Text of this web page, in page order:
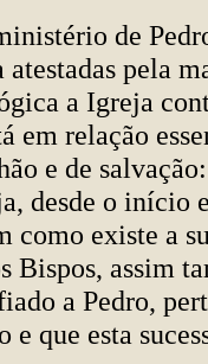
de
pela
a Igreja
em relação
e de
desde o início
como existe a
Bispos, assim
a Pedro,
que esta